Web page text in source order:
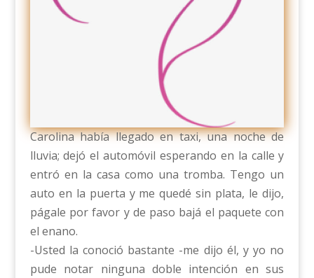
Carolina había llegado en taxi, una noche de
lluvia; dejó el automóvil esperando en la calle y
entró en la casa como una tromba. Tengo un
auto en la puerta y me quedé sin plata, le dijo,
págale por favor y de paso bajá el paquete con
el enano.
-Usted la conoció bastante -me dijo él, y yo no
pude notar ninguna doble intención en sus